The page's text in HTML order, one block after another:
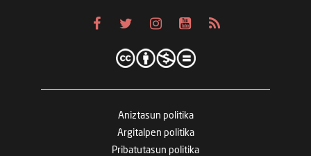
Aniztasun politika
Argitalpen politika
Pribatutasun politika